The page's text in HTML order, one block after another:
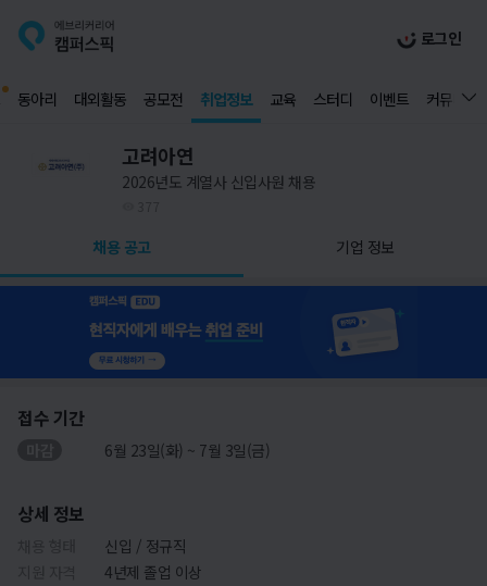
로그인
동아리 대외활동 공모전 취업정보 교육 스터디 이벤트 커뮤니티
고려아연
2026년도 계열사 신입사원 채용
채용 공고 기업 정보
접수 기간
6월 23일(화) ~ 7월 3일(금)
상세 정보
신입 / 정규직
4년제 졸업 이상